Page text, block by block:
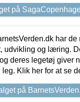
på
har
udvikling og læring.
deres legetøj giver
Klik her for at se
på